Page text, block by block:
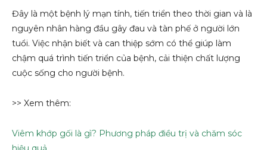
Đây là một bệnh lý mạn tính, tiến triển theo thời gian và là
nguyên nhân hàng đầu gây đau và tàn phế ở người lớn
tuổi. Việc nhận biết và can thiệp sớm có thể giúp làm
chậm quá trình tiến triển của bệnh, cải thiện chất lượng
cuộc sống cho người bệnh.
>> Xem thêm:
Viêm khớp gối là gì? Phương pháp điều trị và chăm sóc